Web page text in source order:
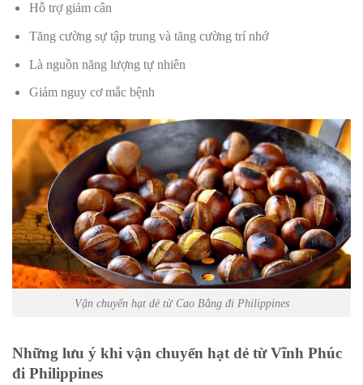
Hỗ trợ giảm cân
Tăng cường sự tập trung và tăng cường trí nhớ
Là nguồn năng lượng tự nhiên
Giảm nguy cơ mắc bệnh
Vận chuyển hạt dẻ từ Cao Bằng đi Philippines
Những lưu ý khi vận chuyển hạt dẻ từ Vĩnh Phúc
đi Philippines